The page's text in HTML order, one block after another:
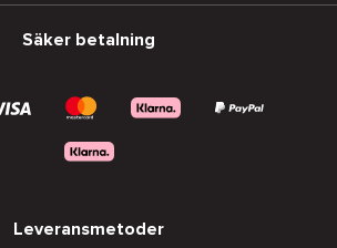
Säker betalning
Leveransmetoder